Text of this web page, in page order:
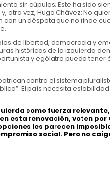
sin cúpulas. Este ha sido
otra vez, Hugo Chávez: No
un déspota que no rinde
de libertad, democracia y
históricas de la izquierda
y ególatra pueda
contra el sistema
El país necesita
como fuerza
esta renovación, voten
les parecen
social. Pero no